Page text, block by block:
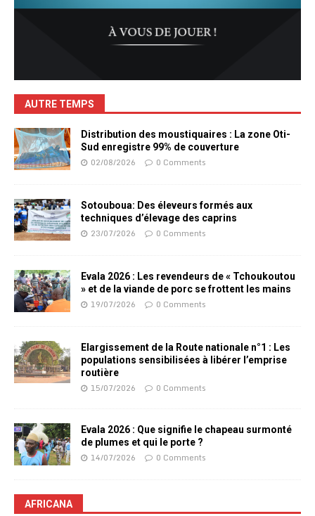
AUTRE TEMPS
Distribution des moustiquaires : La zone Oti-
Sud enregistre 99% de couverture
02/08/2026 0 Comments
Sotouboua: Des éleveurs formés aux
techniques d’élevage des caprins
23/07/2026 0 Comments
Evala 2026 : Les revendeurs de « Tchoukoutou
» et de la viande de porc se frottent les mains
19/07/2026 0 Comments
Elargissement de la Route nationale n°1 : Les
populations sensibilisées à libérer l’emprise
routière
15/07/2026 0 Comments
Evala 2026 : Que signifie le chapeau surmonté
de plumes et qui le porte ?
14/07/2026 0 Comments
AFRICANA